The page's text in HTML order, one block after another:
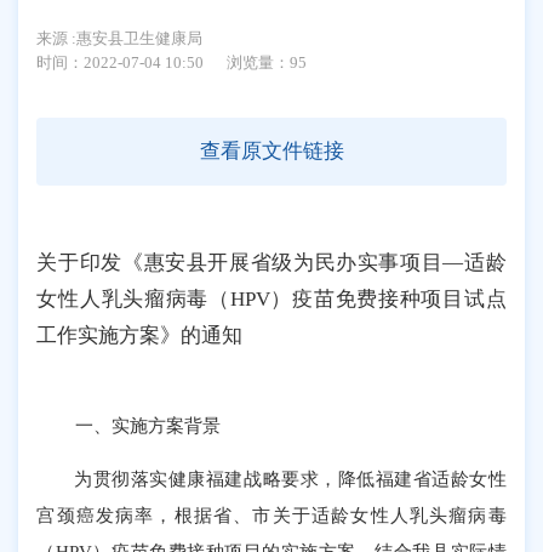
来源 :惠安县卫生健康局
时间：2022-07-04 10:50
浏览量：95
查看原文件链接
关于印发《惠安县开展省级为民办实事项目—适龄
女性人乳头瘤病毒（HPV）疫苗免费接种项目试点
工作实施方案》的通知
一、实施方案背景
为贯彻落实健康福建战略要求，降低福建省适龄女性
宫颈癌发病率，根据省、市关于适龄女性人乳头瘤病毒